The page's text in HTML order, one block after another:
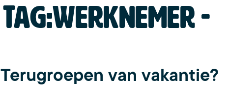
Tag:werknemer
Terugroepen van vakantie?